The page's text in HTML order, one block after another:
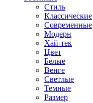
Стиль
Классические
Современные
Модерн
Хай-тек
Цвет
Белые
Венге
Светлые
Темные
Размер